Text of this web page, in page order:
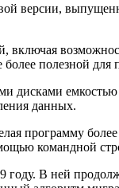
версии,
полезной для
дисками
данных.
программу
командной
В ней